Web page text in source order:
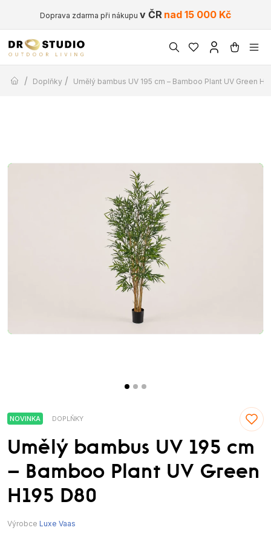
Doprava zdarma při nákupu v ČR nad 15 000 Kč
/ Doplňky / Umělý bambus UV 195 cm – Bamboo Plant UV Green
NOVINKA DOPLŇKY
Umělý bambus UV 195 cm
– Bamboo Plant UV Green
H195 D80
Výrobce Luxe Vaas